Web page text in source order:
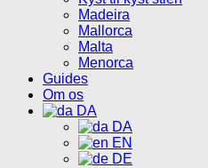
Madeira
Mallorca
Malta
Menorca
Guides
Om os
DA
DA
EN
DE